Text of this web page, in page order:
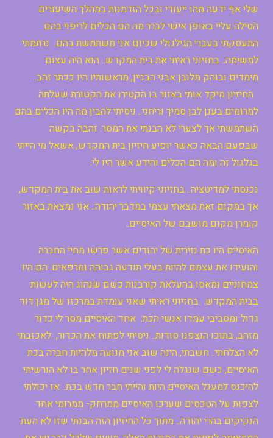
שלי אף ידעה מהו ייעודי ובכל הזדמנות במהלך השיעורים
הטילה עליי באופן אישי לברר מה הם הכלים לריפוי בהם
התעסקתי בעברי הגילגולי שכיום אני משתמשת בהם. נרתמתי
למשימה.. בחזיוני ראיתי את בית המקדש.. הוא היה עצום
מימדים ובוהק מלובן אבני הבניין, מראשותיו היו ככתר זהב..
החיזיון מיקד אותי באזור בו הקטירו את הקטורת שעלתה
למרומים בענן לבן סמיך וריחני.. ניסיתי להבין מה היו הכלים בהם
השתמשתי אך לצערי לא הבנתי את המסר. זהבה בקשה
שבפעם הבאה כאשר יופיע חיזיון בית המקדש, אשאל מי הייתי
בגלגול זה ומה הם הכלים והידע אשר היו לי.
נכנסתי למדיטציה.. בחזיוני קיוויתי לראות שוב את בית המקדש,
אך במקום זאת מצאתי עצמי במדבר יהודה.. אני נמצאת באזור
קומרן מקום מושבם של האיסיים..
האיסיים היו כת נזירית של יהודים אשר פרשו מחיי החברה
והועידו את עצמם להיות בעלי תודעה גבוהה ומרפאים. הם היו
צמחוניים ומאסו בהעלאת קורבנות כשם שנהוג היה לעשות
בבית המקדש. בחזיוני ראיתי שאני עומדת במרכזו של מגן דוד
גדול ומסביבי עמדו אנשי הכת. אחד האיסיים מסר לי כדור
מזהב, בתוכו הוצפנו סודות.. ניסיתי לפתוח את הכדור, לאכזבתי
לא הצלחתי.. חשבתי, הינה שוב אני מנועה מלהיות חברה בכת
האיסיים, כשם שנגלה לי לפני שנים חזיון אחר בו לא הורשיתי
להיכנס למעגל האיסיים היות והייתי חבר חדש בכת.. אז יכולתי
לצפות על הטכסים שערכו האיסיים ממרחק- ממרומי אחד
הנקיקים בהרי יהודה.. מתוך כל החיזיון הזה הבנתי שזו לא העת